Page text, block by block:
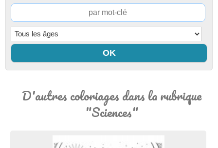
D'autres coloriages dans la rubrique
"Sciences"